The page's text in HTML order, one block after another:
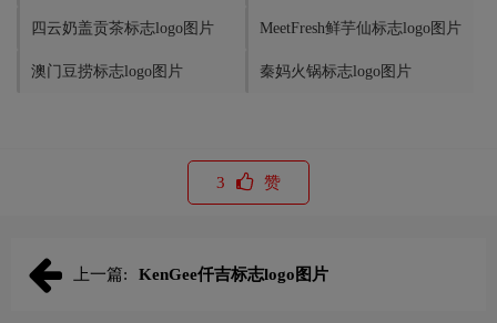
四云奶盖贡茶标志logo图片 MeetFresh鲜芋仙标志logo图片
澳门豆捞标志logo图片 秦妈火锅标志logo图片
3 赞
上一篇: KenGee仟吉标志logo图片